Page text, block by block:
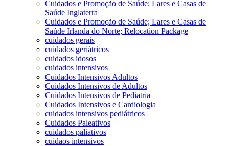
Cuidados e Promoção de Saúde; Lares e Casas de
Saúde Inglaterra
Cuidados e Promoção de Saúde; Lares e Casas de
Saúde Irlanda do Norte; Relocation Package
cuidados gerais
cuidados geriátricos
cuidados idosos
cuidados intensivos
Cuidados Intensivos Adultos
Cuidados Intensivos de Adultos
Cuidados Intensivos de Pediatria
Cuidados Intensivos e Cardiologia
cuidados intensivos pediátricos
Cuidados Paleativos
cuidados paliativos
cuidaos intensivos